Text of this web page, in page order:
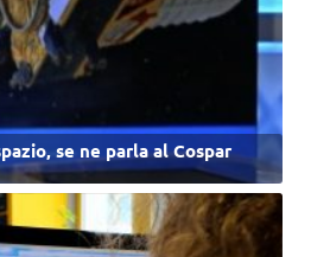
se ne parla al Cospar